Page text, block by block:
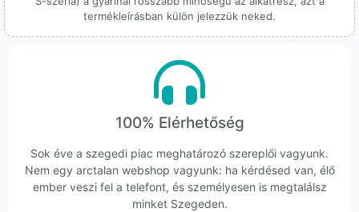
termékleírásban külön jelezzük neked.
100% Elérhetőség
Sok éve a szegedi piac meghatározó szereplői vagyunk.
Nem egy arctalan webshop vagyunk: ha kérdésed van, élő
ember veszi fel a telefont, és személyesen is megtalálsz
minket Szegeden.